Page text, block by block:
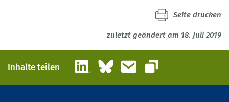
zuletzt geändert am 18. Juli 2019
Seite drucken
Inhalte teilen LinkedInBlueskyE-Mail
Link kopieren